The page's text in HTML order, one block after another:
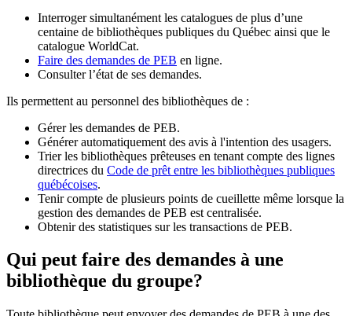
Interroger simultanément les catalogues de plus d’une
centaine de bibliothèques publiques du Québec ainsi que le
catalogue WorldCat.
Faire des demandes de PEB en ligne.
Consulter l’état de ses demandes.
Ils permettent au personnel des bibliothèques de :
Gérer les demandes de PEB.
Générer automatiquement des avis à l'intention des usagers.
Trier les bibliothèques prêteuses en tenant compte des lignes
directrices du Code de prêt entre les bibliothèques publiques
québécoises.
Tenir compte de plusieurs points de cueillette même lorsque la
gestion des demandes de PEB est centralisée.
Obtenir des statistiques sur les transactions de PEB.
Qui peut faire des demandes à une
bibliothèque du groupe?